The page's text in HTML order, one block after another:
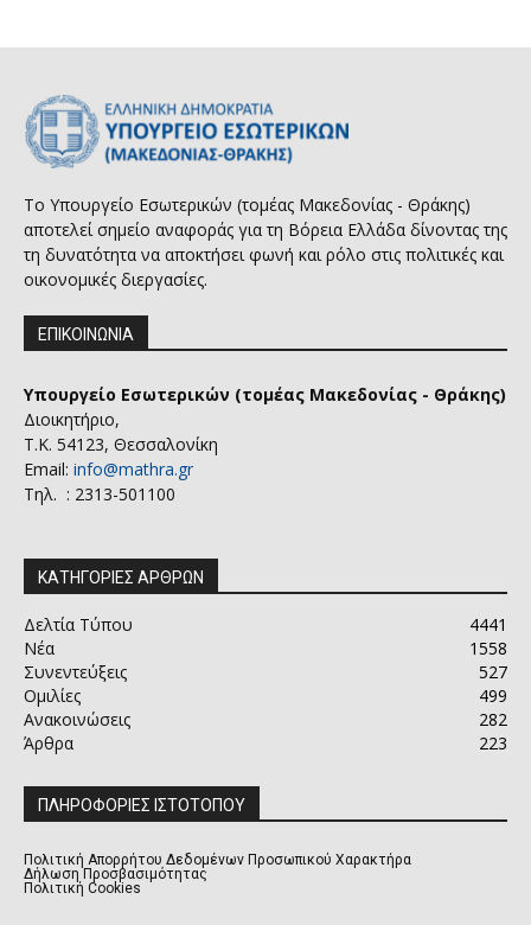
Το Υπουργείο Εσωτερικών (τομέας Μακεδονίας - Θράκης)
αποτελεί σημείο αναφοράς για τη Βόρεια Ελλάδα δίνοντας της
τη δυνατότητα να αποκτήσει φωνή και ρόλο στις πολιτικές και
οικονομικές διεργασίες.
ΕΠΙΚΟΙΝΩΝΙΑ
Υπουργείο Εσωτερικών (τομέας Μακεδονίας - Θράκης)
Διοικητήριο,
Τ.Κ. 54123, Θεσσαλονίκη
Email: info@mathra.gr
Τηλ. : 2313-501100
ΚΑΤΗΓΟΡΙΕΣ ΑΡΘΡΩΝ
Δελτία Τύπου
4441
Νέα
1558
Συνεντεύξεις
527
Ομιλίες
499
Ανακοινώσεις
282
Άρθρα
223
ΠΛΗΡΟΦΟΡΙΕΣ ΙΣΤΟΤΟΠΟΥ
Πολιτική Απορρήτου Δεδομένων Προσωπικού Χαρακτήρα
Δήλωση Προσβασιμότητας
Πολιτική Cookies